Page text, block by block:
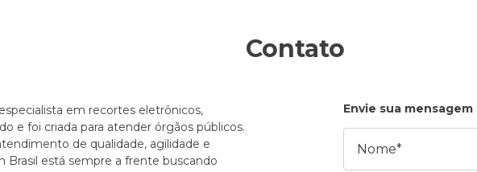
Contato
em recortes eletrônicos,
e foi criada para atender órgãos públicos.
de qualidade, agilidade e
Brasil está sempre a frente buscando
Envie sua mensagem